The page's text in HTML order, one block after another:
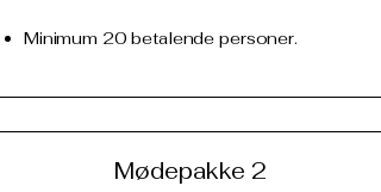
Minimum 20 betalende personer.
Mødepakke 2